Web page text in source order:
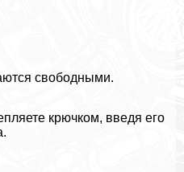
свободными.
крючком, введя его